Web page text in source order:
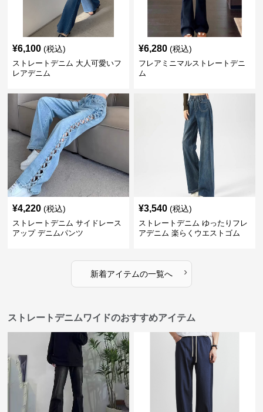
¥6,100 (税込)
ストレートデニム 大人可愛いフ
レアデニム
¥6,280 (税込)
フレアミニマルストレートデニ
ム
¥4,220 (税込)
ストレートデニム サイドレース
アップ デニムパンツ
¥3,540 (税込)
ストレートデニム ゆったりフレ
アデニム 楽らくウエストゴム
新着アイテムの一覧へ ›
ストレートデニムワイドのおすすめアイテム